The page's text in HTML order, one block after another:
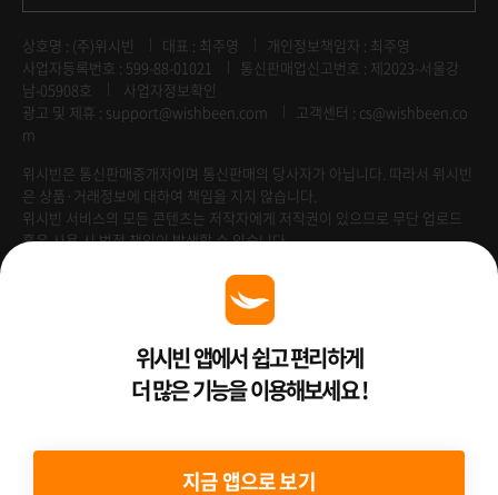
상호명 : (주)위시빈 대표 : 최주영
개인정보책임자 : 최주영
사업자등록번호 : 599-88-01021
통신판매업신고번호 : 제2023-서울강
남-05908호
사업자정보확인
광고 및 제휴 : support@wishbeen.com
고객센터 : cs@wishbeen.co
m
위시빈은 통신판매중개자이며 통신판매의 당사자가 아닙니다. 따라서 위시빈
은 상품·거래정보에 대하여 책임을 지지 않습니다.
위시빈 서비스의 모든 콘텐츠는 저작자에게 저작권이 있으므로 무단 업로드
혹은 사용 시 법적 책임이 발생할 수 있습니다.
Venture Enterprise위시빈 앱에서 쉽고 편리하게
더 많은 기능을 이용해보세요 !
지금 앱으로 보기